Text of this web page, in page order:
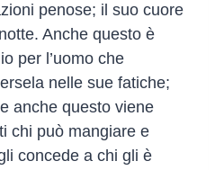
penose; il suo cuore
Anche questo è
per l’uomo che
nelle sue fatiche;
anche questo viene
chi può mangiare e
concede a chi gli è